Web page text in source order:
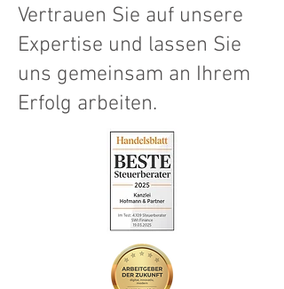
Vertrauen Sie auf unsere
Expertise und lassen Sie
uns gemeinsam an Ihrem
Erfolg arbeiten.